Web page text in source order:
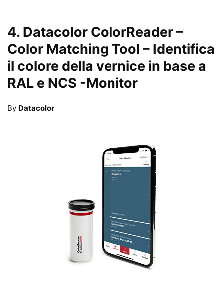
4. Datacolor ColorReader –
Color Matching Tool – Identifica
il colore della vernice in base a
RAL e NCS -Monitor
By Datacolor